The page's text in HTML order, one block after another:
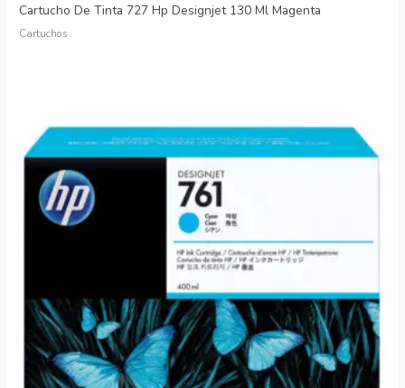
Cartucho De Tinta 727 Hp Designjet 130 Ml Magenta
Cartuchos